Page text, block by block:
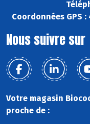
Coordonnées GPS :
Nous suivre sur
Votre magasin
proche de :